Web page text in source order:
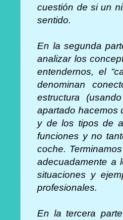
cuestión de si un
sentido.
En la segunda
analizar los
entendernos, el
denominan
estructura
apartado hacemos
y de los tipos de
funciones y no
coche.
adecuadamente a
situaciones y
profesionales.
En la tercera